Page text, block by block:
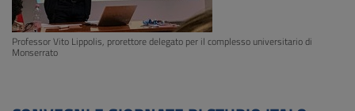
Professor Vito Lippolis, prorettore delegato per il complesso universitario di
Monserrato